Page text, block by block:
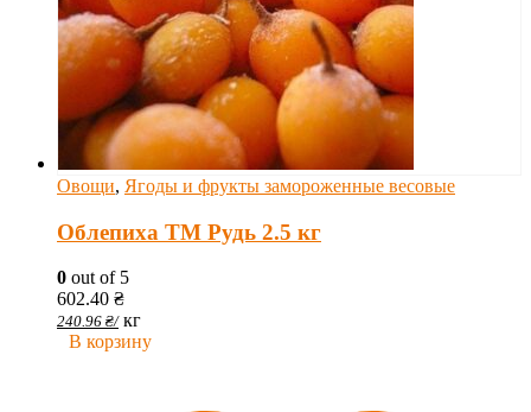
Овощи, Ягоды и фрукты замороженные весовые
Облепиха ТМ Рудь 2.5 кг
0 out of 5
602.40 ₴
240.96 ₴/ кг
В корзину